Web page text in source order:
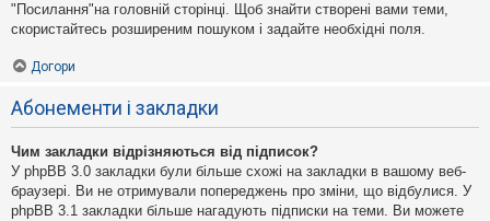
"Посилання"на головній сторінці. Щоб знайти створені вами теми,
скористайтесь розширеним пошуком і задайте необхідні поля.
Догори
Абонементи і закладки
Чим закладки відрізняються від підписок?
У phpBB 3.0 закладки були більше схожі на закладки в вашому веб-
браузері. Ви не отримували попереджень про зміни, що відбулися. У
phpBB 3.1 закладки більше нагадують підписки на теми. Ви можете